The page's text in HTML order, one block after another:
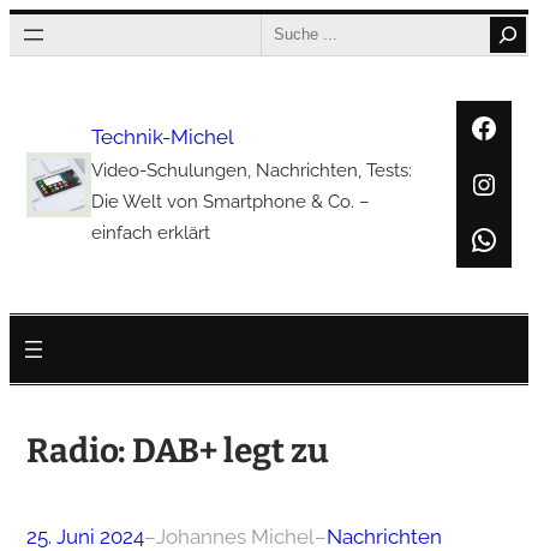
Zum
Inhalt
Search
Technik-Michel
Video-Schulungen, Nachrichten, Tests:
Die Welt von Smartphone & Co. –
einfach erklärt
Radio: DAB+ legt zu
25. Juni 2024–Johannes Michel–Nachrichten